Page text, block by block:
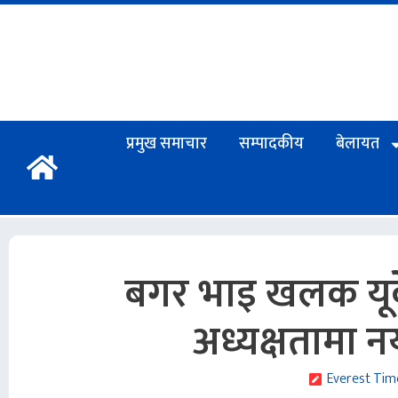
प्रमुख समाचार सम्पादकीय बेलायत
बगर भाइ खलक
अध्यक्षतामा
Everest